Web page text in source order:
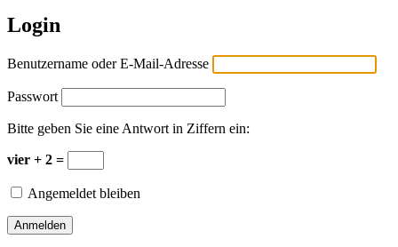
Login
Benutzername oder E-Mail-Adresse
Passwort
Bitte geben Sie eine Antwort in Ziffern ein:
vier + 2 =
Angemeldet bleiben